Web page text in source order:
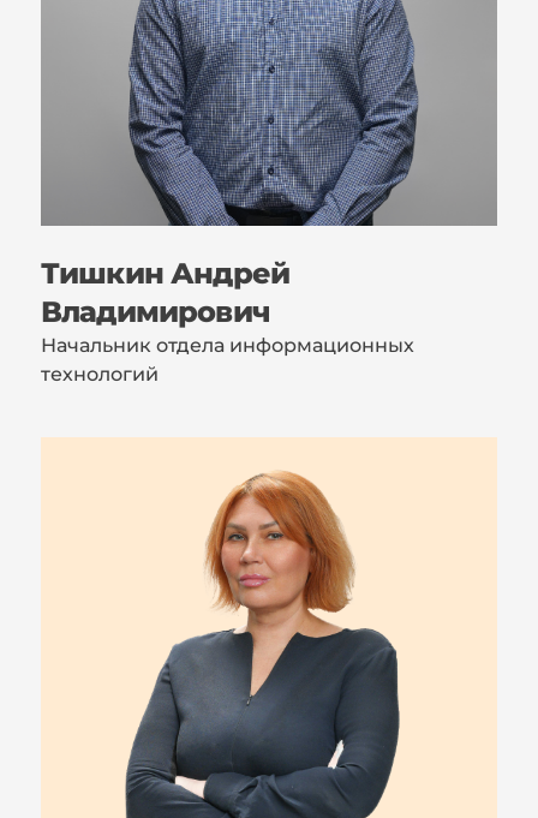
Тишкин Андрей
Владимирович
Начальник отдела информационных
технологий